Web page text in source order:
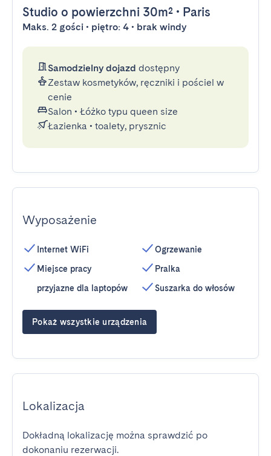
Studio o powierzchni 30m² • Paris
Maks. 2 gości • piętro: 4 • brak windy
Samodzielny dojazd dostępny
Zestaw kosmetyków, ręczniki i pościel w
cenie
Salon • Łóżko typu queen size
Łazienka • toalety, prysznic
Wyposażenie
Internet WiFi
Miejsce pracy
przyjazne dla laptopów
Ogrzewanie
Pralka
Suszarka do włosów
Pokaż wszystkie urządzenia
Lokalizacja
Dokładną lokalizację można sprawdzić po
dokonaniu rezerwacji.